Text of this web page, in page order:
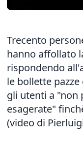
Trecento
hanno affollato
rispondendo
le bollette
gli utenti a "non
esagerate"
(video di